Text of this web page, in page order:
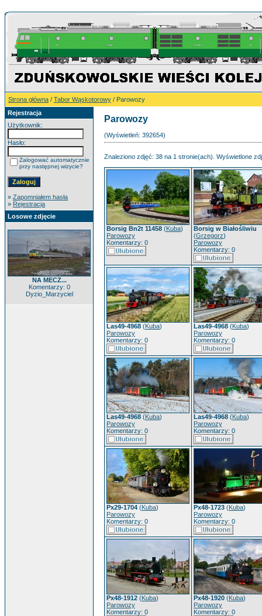
Strona główna / Tabor Wąskotorowy / Parowozy
Rejestracja
Użytkownik:
Hasło:
Zalogować automatycznie
przy następnej wizycie?
» Zapomniałem hasła
» Rejestracja
Losowe zdjęcie
NA MECZ...
Komentarzy: 0
Dyzio_Marzyciel
Parowozy
(Wyświetleń: 392654)
Znaleziono zdjęć: 38 na 1 stronie(ach). Wyświetlone
Borsig Bn2t 11458 (Kuba)
Parowozy
Komentarzy: 0
Borsig w Białośliwiu
(Grzegorz)
Parowozy
Komentarzy: 0
Las49-4968 (Kuba)
Parowozy
Komentarzy: 0
Las49-4968 (Kuba)
Parowozy
Komentarzy: 0
Las49-4968 (Kuba)
Parowozy
Komentarzy: 0
Las49-4968 (Kuba)
Parowozy
Komentarzy: 0
Px29-1704 (Kuba)
Parowozy
Komentarzy: 0
Px48-1723 (Kuba)
Parowozy
Komentarzy: 0
Px48-1912 (Kuba)
Parowozy
Komentarzy: 0
Px48-1920 (Kuba)
Parowozy
Komentarzy: 0